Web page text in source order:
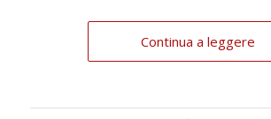
Continua a leggere